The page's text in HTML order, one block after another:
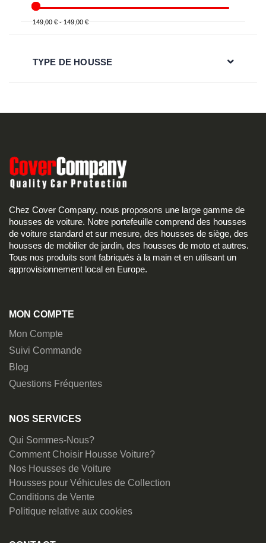
149,00 € - 149,00 €
TYPE DE HOUSSE
Chez Cover Company, nous proposons une large gamme de
housses de voiture. Notre portefeuille comprend des housses
de voiture standard et sur mesure, des housses de siège, des
housses de mobilier de jardin, des housses de moto et autres.
Tous nos produits sont fabriqués à la main et en utilisant un
approvisionnement local en Europe.
MON COMPTE
Mon Compte
Suivi Commande
Blog
Questions Fréquentes
NOS SERVICES
Qui Sommes-Nous?
Comment Choisir Housse Voiture?
Nos Housses de Voiture
Housses pour Véhicules de Collection
Conditions de Vente
Politique relative aux cookies